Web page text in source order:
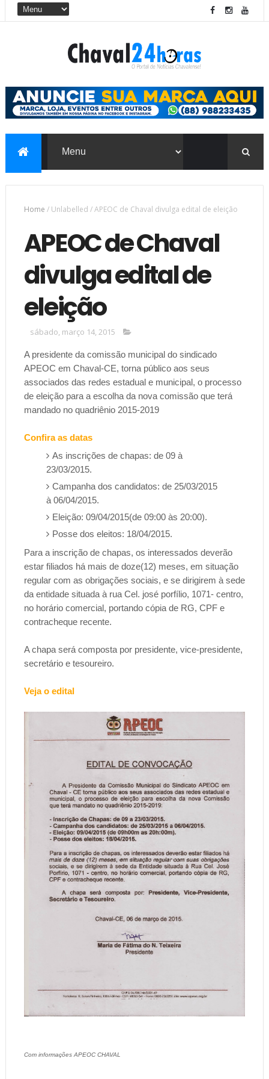
Home /Unlabelled /APEOC de Chaval divulga edital de eleição
APEOC de Chaval
divulga edital de
eleição
sábado, março 14, 2015
A presidente da comissão municipal do sindicado
APEOC em Chaval-CE, torna público aos seus
associados das redes estadual e municipal, o processo
de eleição para a escolha da nova comissão que terá
mandado no quadriênio 2015-2019
Confira as datas
As inscrições de chapas: de 09 à
23/03/2015.
Campanha dos candidatos: de 25/03/2015
à 06/04/2015.
Eleição: 09/04/2015(de 09:00 às 20:00).
Posse dos eleitos: 18/04/2015.
Para a inscrição de chapas, os interessados deverão
estar filiados há mais de doze(12) meses, em situação
regular com as obrigações sociais, e se dirigirem à sede
da entidade situada à rua Cel. josé porfílio, 1071- centro,
no horário comercial, portando cópia de RG, CPF e
contracheque recente.
A chapa será composta por presidente, vice-presidente,
secretário e tesoureiro.
Veja o edital
Com informações APEOC CHAVAL